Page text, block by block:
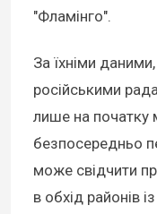
"Фламінго".
За їхніми
російськими
лише на початку
безпосередньо
може свідчити
в обхід районів